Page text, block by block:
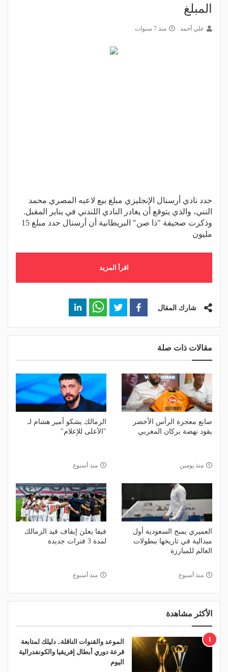
المبلغ
علي أحمد منذ 7 سنوات
حدد نادي أرسنال الإنجليزي مبلغ بيع لاعبه المصري محمد
النني، والذي يتوقع أن يغادر النادي اللندني في يناير المقبل.
وذكرت صحيفة "ذا صن" البريطانية أن أرسنال حدد مبلغ 15
مليون
اقرأ المزيد
شارك المقال
مقالات ذات صلة
صانع معجزة الرأس الأخضر
يقود نهضة بركان المغربي
منذ يومين
الزمالك يشكو أمير هشام لـ
"الأعلى للإعلام"
منذ أسبوع
العميري يمنح السعودية أول
ميدالية في تاريخها ببطولات
العالم للمبارزة
منذ أسبوع
فيفا يعلن إيقاف قيد الزمالك
لمدة 3 فترات جديدة
منذ أسبوع
الأكثر مشاهدة
1
الموعد والقنوات الناقلة.. دليلك لمتابعة
قرعة دوري أبطال إفريقيا والكونفدرالية
اليوم